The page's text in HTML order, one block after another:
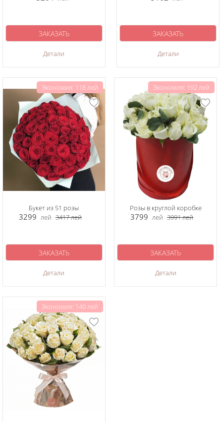
Детали
ЗАКАЗАТЬ
Детали
ЗАКАЗАТЬ
Экономия: 118 лей
Букет из 51 розы
3299 лей 3417лей
Детали
ЗАКАЗАТЬ
Экономия: 192 лей
Розы в круглой коробке
3799 лей 3991лей
Детали
ЗАКАЗАТЬ
Экономия: 140 лей